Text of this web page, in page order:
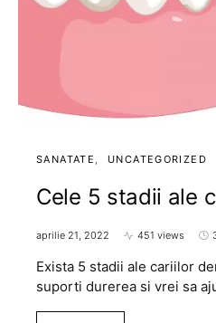
SANATATE UNCATEGORIZED
Cele 5 stadii ale
aprilie 21, 2022 451 views
Exista 5 stadii ale cariilor
suporti durerea si vrei sa